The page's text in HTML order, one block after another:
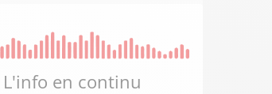
L'info en continu